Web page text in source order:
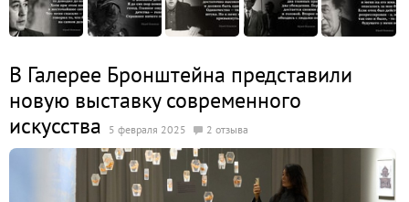
В Галерее Бронштейна представили
новую выставку современного
искусства
5 февраля 2025 2 отзыва